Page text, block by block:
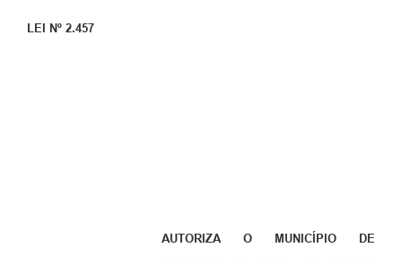
LEI Nº 2.457
AUTORIZA O MUNICÍPIO DE